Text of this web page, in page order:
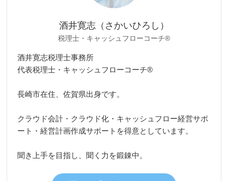
酒井寛志（さかいひろし）
税理士・キャッシュフローコーチ®
酒井寛志税理士事務所
代表税理士・キャッシュフローコーチ®
長崎市在住、佐賀県出身です。
クラウド会計・クラウド化・キャッシュフロー経営サポ
ート・経営計画作成サポートを得意としています。
聞き上手を目指し、聞く力を鍛錬中。